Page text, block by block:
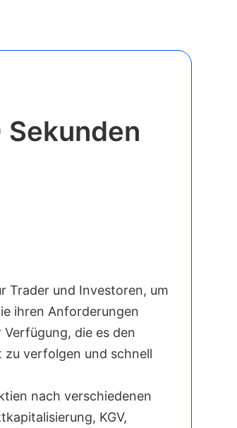
Trader und Investoren, um
ihren Anforderungen
Verfügung, die es den
verfolgen und schnell
nach verschiedenen
KGV,